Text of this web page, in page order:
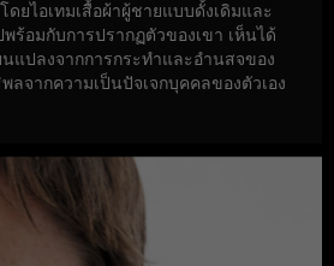
ดยไอเทมเสื้อผ้าผู้ชายแบบดั้งเดิมและ
ร้อมกับการปรากฏตัวของเขา เห็นได้
แปลงจากการกระทำและอำนสจของ
ลจากความเป็นปัจเจกบุคคลของตัวเอง